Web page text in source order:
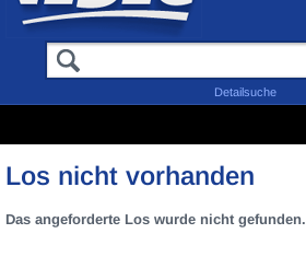
Detailsuche
Los nicht vorhanden
Das angeforderte Los wurde nicht gefunden.